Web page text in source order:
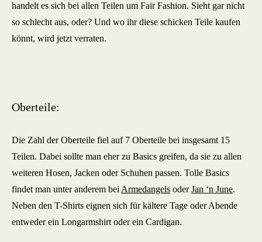
handelt es sich bei allen Teilen um Fair Fashion. Sieht gar nicht
so schlecht aus, oder? Und wo ihr diese schicken Teile kaufen
könnt, wird jetzt verraten.
Oberteile:
Die Zahl der Oberteile fiel auf 7 Oberteile bei insgesamt 15
Teilen. Dabei sollte man eher zu Basics greifen, da sie zu allen
weiteren Hosen, Jacken oder Schuhen passen. Tolle Basics
findet man unter anderem bei Armedangels oderJan ‘n June.
Neben den T-Shirts eignen sich für kältere Tage oder Abende
entweder ein Longarmshirt oder ein Cardigan.